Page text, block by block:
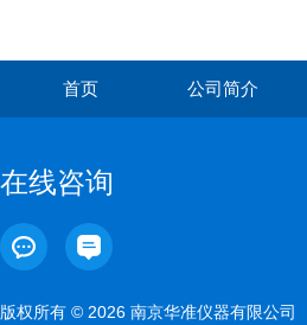
首页 公司简介
在线咨询
版权所有 © 2026 南京华准仪器有限公司